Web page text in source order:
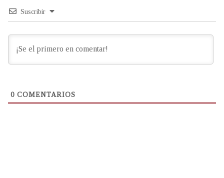
Suscribir
0 COMENTARIOS